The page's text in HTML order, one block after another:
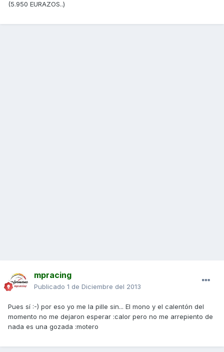
(5.950 EURAZOS..)
mpracing
Publicado 1 de Diciembre del 2013
Pues sí :-) por eso yo me la pille sin... El mono y el calentón del
momento no me dejaron esperar :calor pero no me arrepiento de
nada es una gozada :motero